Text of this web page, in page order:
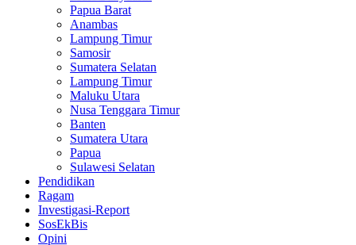
Papua Barat
Anambas
Lampung Timur
Samosir
Sumatera Selatan
Lampung Timur
Maluku Utara
Nusa Tenggara Timur
Banten
Sumatera Utara
Papua
Sulawesi Selatan
Pendidikan
Ragam
Investigasi-Report
SosEkBis
Opini